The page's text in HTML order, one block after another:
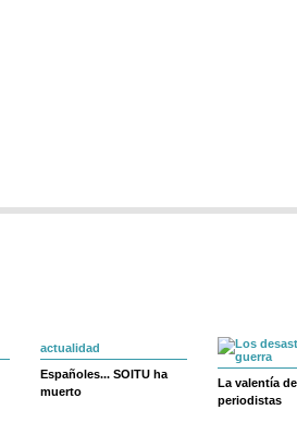
actualidad
Españoles... SOITU ha
muerto
La valentía
periodistas